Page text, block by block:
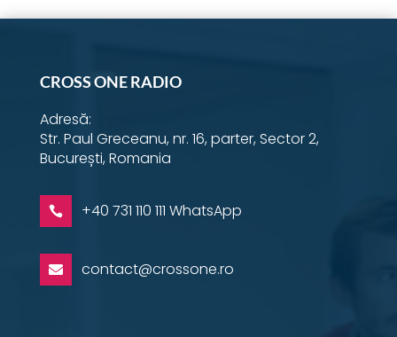
CROSS ONE RADIO
Adresă:
Str. Paul Greceanu, nr. 16, parter, Sector 2,
București, Romania
 +40 731 110 111 WhatsApp
 contact@crossone.ro